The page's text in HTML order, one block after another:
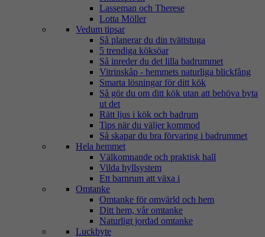
Lasseman och Therese
Lotta Möller
Vedum tipsar
Så planerar du din tvättstuga
5 trendiga köksöar
Så inreder du det lilla badrummet
Vitrinskåp - hemmets naturliga blickfång
Smarta lösningar för ditt kök
Så gör du om ditt kök utan att behöva byta
ut det
Rätt ljus i kök och badrum
Tips när du väljer kommod
Så skapar du bra förvaring i badrummet
Hela hemmet
Välkomnande och praktisk hall
Vilda hyllsystem
Ett barnrum att växa i
Omtanke
Omtanke för omvärld och hem
Ditt hem, vår omtanke
Naturligt jordad omtanke
Luckbyte